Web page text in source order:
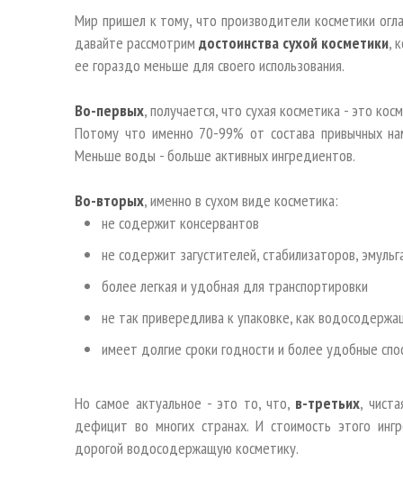
Мир пришел к тому, что производители косметики
давайте рассмотримдостоинства сухой косметики,
ее гораздо меньше для своего использования.
Во-первых, получается, что сухая косметика - это
Потому что именно 70-99% от состава привычных
Меньше воды - больше активных ингредиентов.
Во-вторых, именно в сухом виде косметика:
не содержит консервантов
не содержит загустителей, стабилизаторов,
более легкая и удобная для транспортировки
не так привередлива к упаковке, как
имеет долгие сроки годности и более удобные
Но самое актуальное - это то, что, в-третьих,
дефицит во многих странах. И стоимость этого
дорогой водосодержащую косметику.